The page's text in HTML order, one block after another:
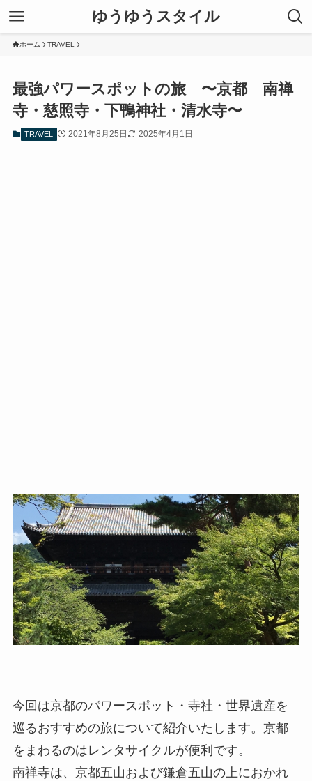
ゆうゆうスタイル
ホーム TRAVEL
最強パワースポットの旅 〜京都 南禅
寺・慈照寺・下鴨神社・清水寺〜
TRAVEL 2021年8月25日 2025年4月1日
今回は京都のパワースポット・寺社・世界遺産を
巡るおすすめの旅について紹介いたします。京都
をまわるのはレンタサイクルが便利です。
南禅寺は、京都五山および鎌倉五山の上におかれ